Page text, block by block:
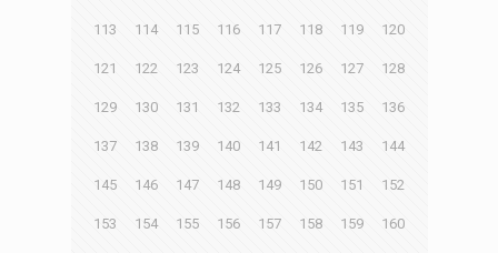
113 114 115 116 117 118 119 120
121 122 123 124 125 126 127 128
129 130 131 132 133 134 135 136
137 138 139 140 141 142 143 144
145 146 147 148 149 150 151 152
153 154 155 156 157 158 159 160